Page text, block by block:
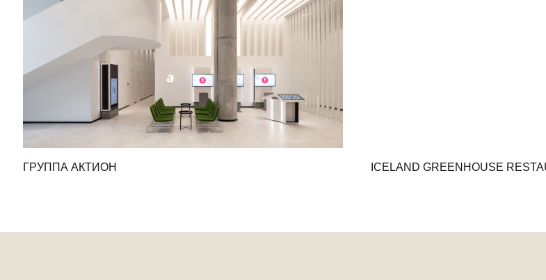
ГРУППА АКТИОН ICELAND GREENHOUSE